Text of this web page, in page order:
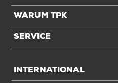
WARUM TPK
SERVICE
INTERNATIONAL